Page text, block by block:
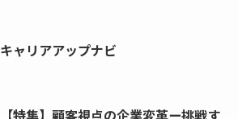
キャリアアップナビ